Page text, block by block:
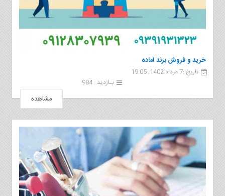
خرید و فروش برند آماده
تاریخ :7 مرداد 1402, 19:05
بـازدید : 984
مشاهده